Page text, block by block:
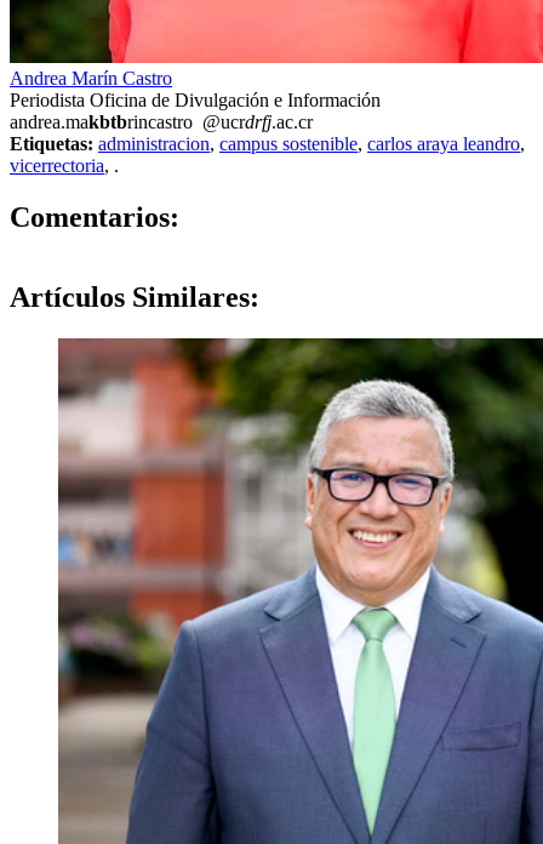
Andrea Marín Castro
Periodista Oficina de Divulgación e Información
andrea.makbtbrincastro @ucrdrfj.ac.cr
Etiquetas: administracion, campus sostenible, carlos araya leandro,
vicerrectoria, .
Comentarios:
Artículos Similares: